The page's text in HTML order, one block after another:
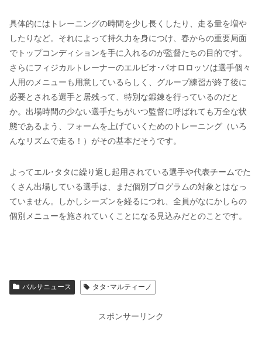
具体的にはトレーニングの時間を少し長くしたり、走る量を増や
したりなど。それによって持久力を身につけ、春からの重要局面
でトップコンディションを手に入れるのが監督たちの目的です。
さらにフィジカルトレーナーのエルビオ･パオロロッソは選手個々
人用のメニューも用意しているらしく、グループ練習が終了後に
必要とされる選手と居残って、特別な鍛錬を行っているのだと
か。出場時間の少ない選手たちがいつ監督に呼ばれても万全な状
態であるよう、フォームを上げていくためのトレーニング（いろ
んなリズムで走る！）がその基本だそうです。
よってエル･タタに繰り返し起用されている選手や代表チームでた
くさん出場している選手は、まだ個別プログラムの対象とはなっ
ていません。しかしシーズンを経るにつれ、全員がなにかしらの
個別メニューを施されていくことになる見込みだとのことです。
バルサニュース タタ･マルティーノ
スポンサーリンク